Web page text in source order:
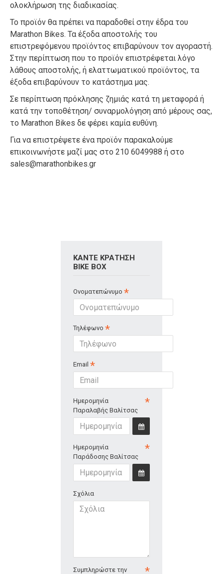
ολοκλήρωση της διαδικασίας.
Το προϊόν θα πρέπει να παραδοθεί στην έδρα του
Marathon Bikes. Τα έξοδα αποστολής του
επιστρεφόμενου προϊόντος επιβαρύνουν τον αγοραστή.
Στην περίπτωση που το προϊόν επιστρέφεται λόγο
λάθους αποστολής, ή ελαττωματικού προϊόντος, τα
έξοδα επιβαρύνουν το κατάστημα μας.
Σε περίπτωση πρόκλησης ζημιάς κατά τη μεταφορά ή
κατά την τοποθέτηση/ συναρμολόγηση από μέρους σας,
το Marathon Bikes δε φέρει καμία ευθύνη.
Για να επιστρέψετε ένα προϊόν παρακαλούμε
επικοινωνήστε μαζί μας στο 210 6049988 ή στο
sales@marathonbikes.gr
ΚΆΝΤΕ ΚΡΆΤΗΣΗ
BIKE BOX
Ονοματεπώνυμο
Τηλέφωνο
Email
Ημερομηνία
Παραλαβής Βαλίτσας
Ημερομηνία
Παράδοσης Βαλίτσας
Σχόλια
Συμπληρώστε την